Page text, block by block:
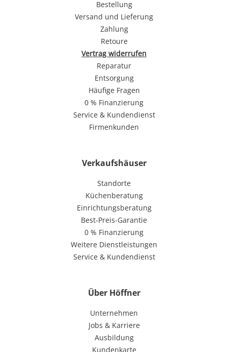
Bestellung
Versand und Lieferung
Zahlung
Retoure
Vertrag widerrufen
Reparatur
Entsorgung
Häufige Fragen
0 % Finanzierung
Service & Kundendienst
Firmenkunden
Verkaufshäuser
Standorte
Küchenberatung
Einrichtungsberatung
Best-Preis-Garantie
0 % Finanzierung
Weitere Dienstleistungen
Service & Kundendienst
Über Höffner
Unternehmen
Jobs & Karriere
Ausbildung
Kundenkarte